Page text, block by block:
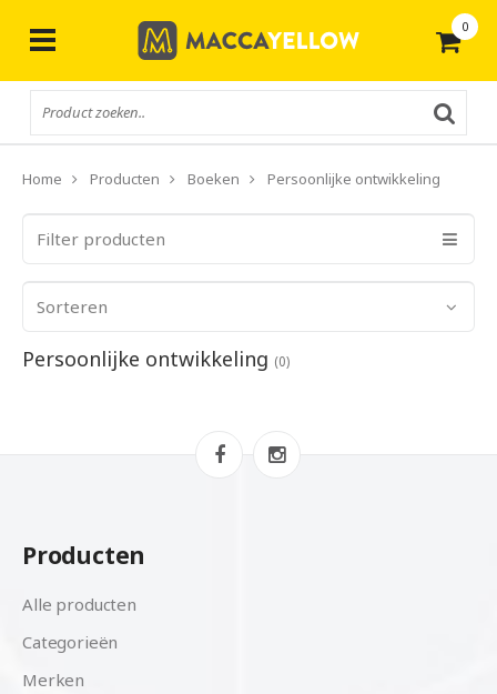
0
Home Producten Boeken Persoonlijke ontwikkeling
Filter producten
Sorteren
Persoonlijke ontwikkeling (0)
Producten
Alle producten
Categorieën
Merken